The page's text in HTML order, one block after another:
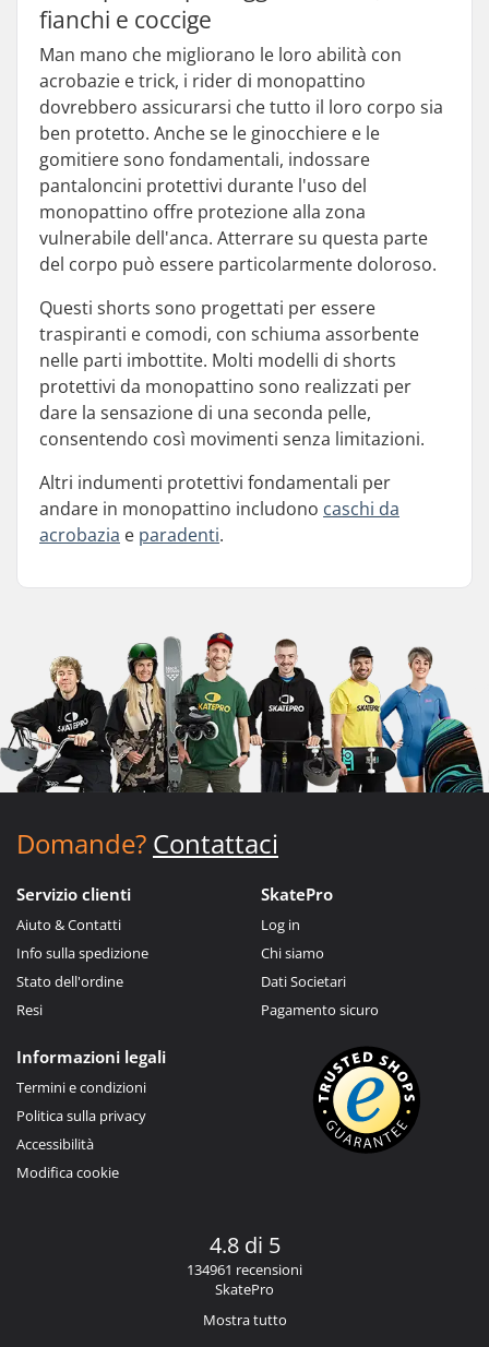
fianchi e coccige
Man mano che migliorano le loro abilità con
acrobazie e trick, i rider di monopattino
dovrebbero assicurarsi che tutto il loro corpo sia
ben protetto. Anche se le ginocchiere e le
gomitiere sono fondamentali, indossare
pantaloncini protettivi durante l'uso del
monopattino offre protezione alla zona
vulnerabile dell'anca. Atterrare su questa parte
del corpo può essere particolarmente doloroso.
Questi shorts sono progettati per essere
traspiranti e comodi, con schiuma assorbente
nelle parti imbottite. Molti modelli di shorts
protettivi da monopattino sono realizzati per
dare la sensazione di una seconda pelle,
consentendo così movimenti senza limitazioni.
Altri indumenti protettivi fondamentali per
andare in monopattino includono caschi da
acrobazia e paradenti.
Domande? Contattaci
Servizio clienti
Aiuto & Contatti
Info sulla spedizione
Stato dell'ordine
Resi
SkatePro
Log in
Chi siamo
Dati Societari
Pagamento sicuro
Informazioni legali
Termini e condizioni
Politica sulla privacy
Accessibilità
Modifica cookie
4.8 di 5
134961 recensioni
SkatePro
Mostra tutto